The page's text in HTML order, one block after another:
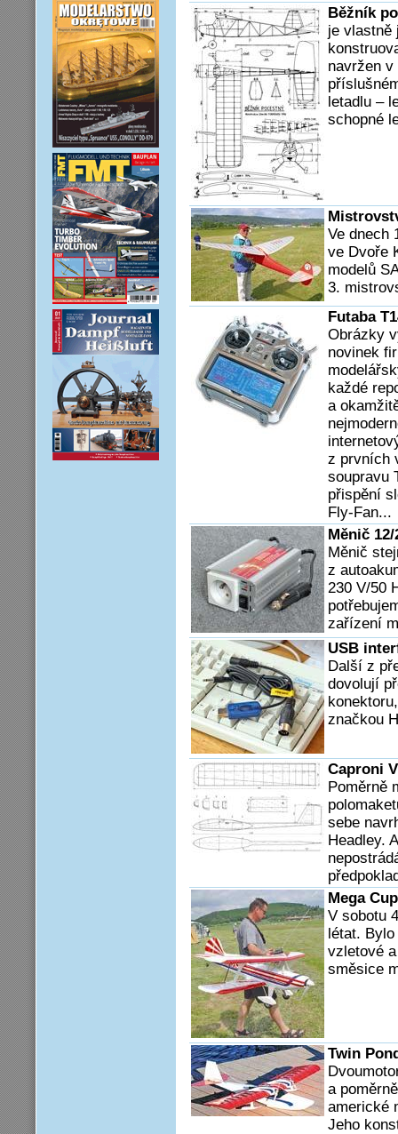
Běžník
je vlastně
navržen
letadlu –
schopné
Ve dnech
ve Dvoře
modelů
3.
Futaba
Obrázky
novinek
každé
a
z prvních
soupravu
přispění
Fly-Fan...
Měnič 12/
Měnič
z
230 V/50
zařízení
USB
Další z
dovolují
značkou
Caproni
Poměrně
sebe
Headley.
Mega
V sobotu
létat.
vzletové
směsice
Twin
a
americké
Jeho